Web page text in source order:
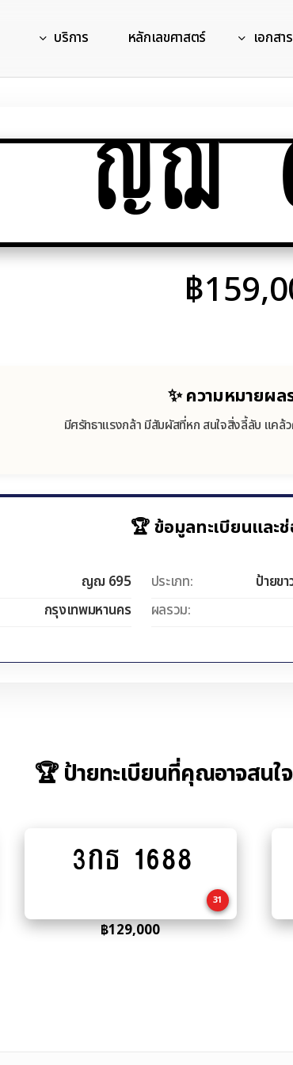
บริการ หลักเลขศาสตร์ เอกสา
ญฌ
฿
✨ ความหมายผล
มีศรัทธาแรงกล้า มีสัมผัสที่หก สนใจสิ่งลี้ลับ แค
🏆 ข้อมูลทะเบียนและ
ญฌ 695
กรุงเทพมหานคร
ประเภท:
ป้ายขา
ผลรวม:
🏆 ป้ายทะเบียนที่คุณอาจสนใ
Add
to
3กธ 1688
31
฿129,000